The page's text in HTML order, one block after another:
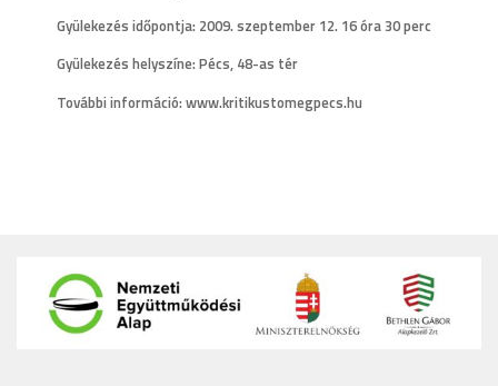
Gyülekezés időpontja: 2009. szeptember 12. 16 óra 30 perc
Gyülekezés helyszíne: Pécs, 48-as tér
További információ: www.kritikustomegpecs.hu